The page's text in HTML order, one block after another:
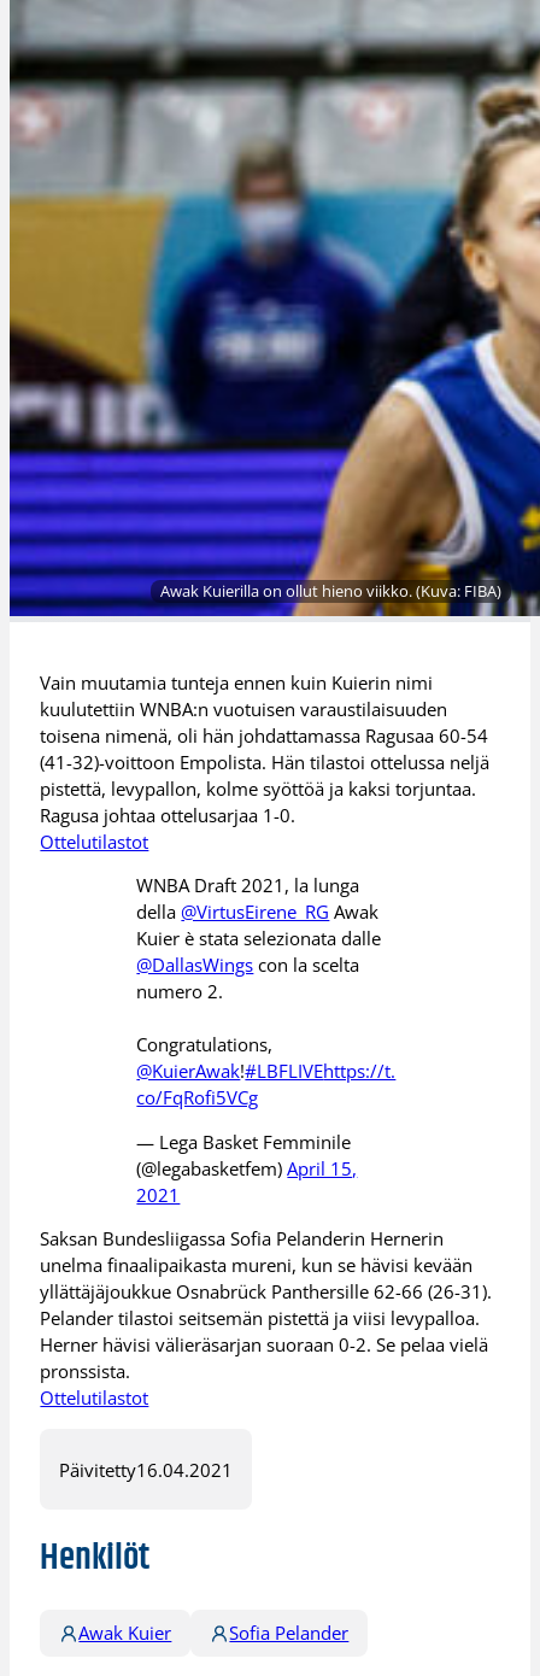
Awak Kuierilla on ollut hieno viikko. (Kuva: FIBA)
Vain muutamia tunteja ennen kuin Kuierin nimi
kuulutettiin WNBA:n vuotuisen varaustilaisuuden
toisena nimenä, oli hän johdattamassa Ragusaa 60-54
(41-32)-voittoon Empolista. Hän tilastoi ottelussa neljä
pistettä, levypallon, kolme syöttöä ja kaksi torjuntaa.
Ragusa johtaa ottelusarjaa 1-0.
Ottelutilastot
WNBA Draft 2021, la lunga
della@VirtusEirene_RG Awak
Kuier è stata selezionata dalle
@DallasWings con la scelta
numero 2.
Congratulations,
@KuierAwak!#LBFLIVEhttps://t.
co/FqRofi5VCg
— Lega Basket Femminile
(@legabasketfem)April 15,
2021
Saksan Bundesliigassa Sofia Pelanderin Hernerin
unelma finaalipaikasta mureni, kun se hävisi kevään
yllättäjäjoukkue Osnabrück Panthersille 62-66 (26-31).
Pelander tilastoi seitsemän pistettä ja viisi levypalloa.
Herner hävisi välieräsarjan suoraan 0-2. Se pelaa vielä
pronssista.
Ottelutilastot
Päivitetty16.04.2021
Henkilöt
Awak Kuier Sofia Pelander